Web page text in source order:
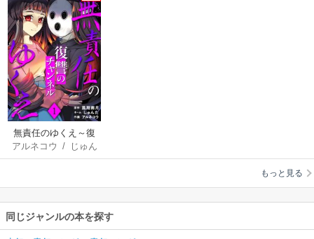
無責任のゆくえ～復
讐のチャンネル～
アルネコウ /
じゅん
た/かきとめ/鳳翔
もっと見る
同じジャンルの本を探す